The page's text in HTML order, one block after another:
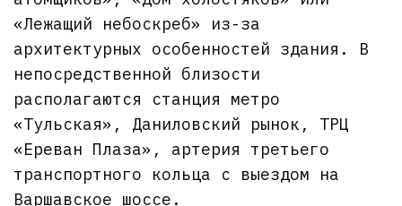
«Лежащий небоскреб» из-за
архитектурных особенностей здания. В
непосредственной близости
располагаются станция метро
«Тульская», Даниловский рынок, ТРЦ
«Ереван Плаза», артерия третьего
транспортного кольца с выездом на
Варшавское шоссе.